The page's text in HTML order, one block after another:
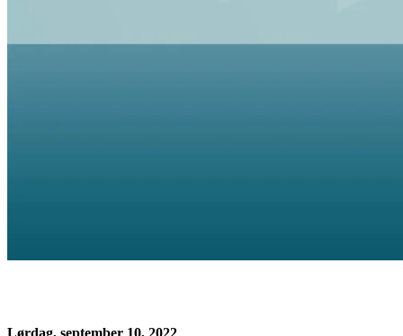
Lørdag, september 10, 2022